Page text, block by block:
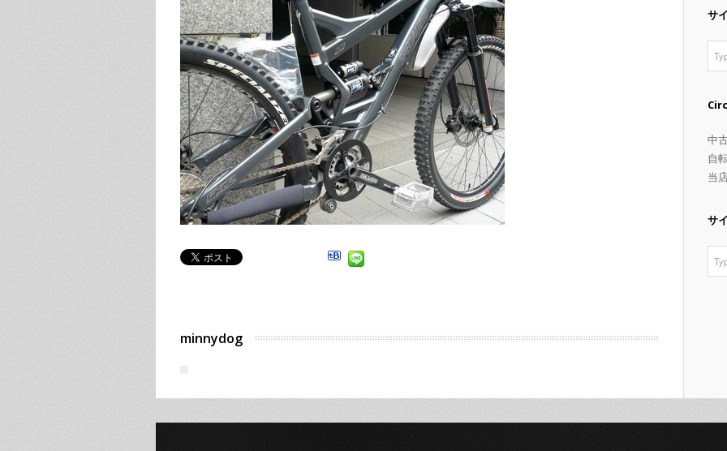
minnydog
ゴ
ー
サ
中
自
当
サ